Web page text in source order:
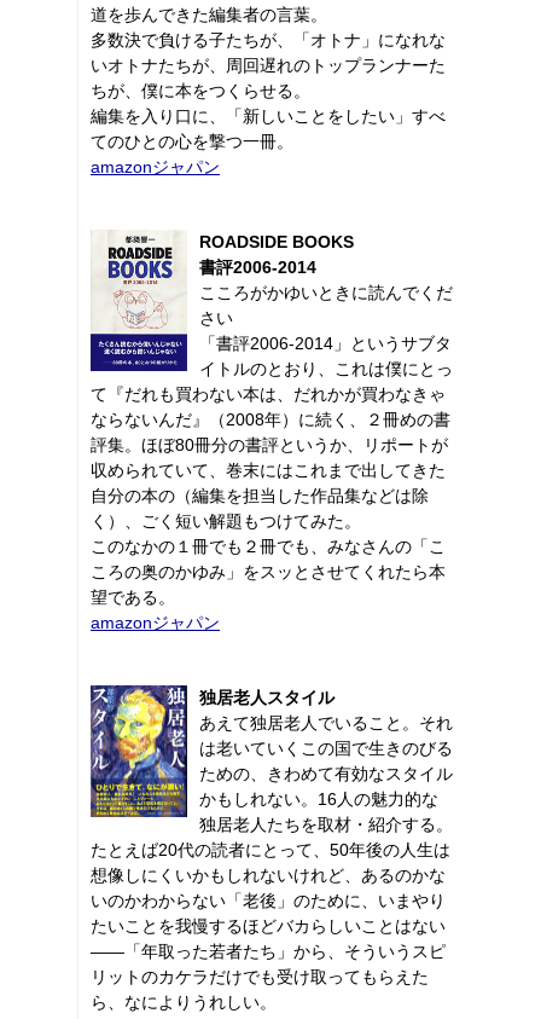
道を歩んできた編集者の言葉。
多数決で負ける子たちが、「オトナ」になれな
いオトナたちが、周回遅れのトップランナーた
ちが、僕に本をつくらせる。
編集を入り口に、「新しいことをしたい」すべ
てのひとの心を撃つ一冊。
amazonジャパン
ROADSIDE BOOKS
書評2006-2014
こころがかゆいときに読んでくだ
さい
「書評2006-2014」というサブタ
イトルのとおり、これは僕にとっ
て『だれも買わない本は、だれかが買わなきゃ
ならないんだ』（2008年）に続く、２冊めの書
評集。ほぼ80冊分の書評というか、リポートが
収められていて、巻末にはこれまで出してきた
自分の本の（編集を担当した作品集などは除
く）、ごく短い解題もつけてみた。
このなかの１冊でも２冊でも、みなさんの「こ
ころの奥のかゆみ」をスッとさせてくれたら本
望である。
amazonジャパン
独居老人スタイル
あえて独居老人でいること。それ
は老いていくこの国で生きのびる
ための、きわめて有効なスタイル
かもしれない。16人の魅力的な
独居老人たちを取材・紹介する。
たとえば20代の読者にとって、50年後の人生は
想像しにくいかもしれないけれど、あるのかな
いのかわからない「老後」のために、いまやり
たいことを我慢するほどバカらしいことはない
――「年取った若者たち」から、そういうスピ
リットのカケラだけでも受け取ってもらえた
ら、なによりうれしい。